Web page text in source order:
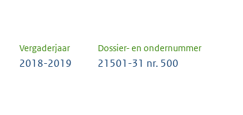
Vergaderjaar Dossier- en ondernummer
2018-2019 21501-31 nr. 500